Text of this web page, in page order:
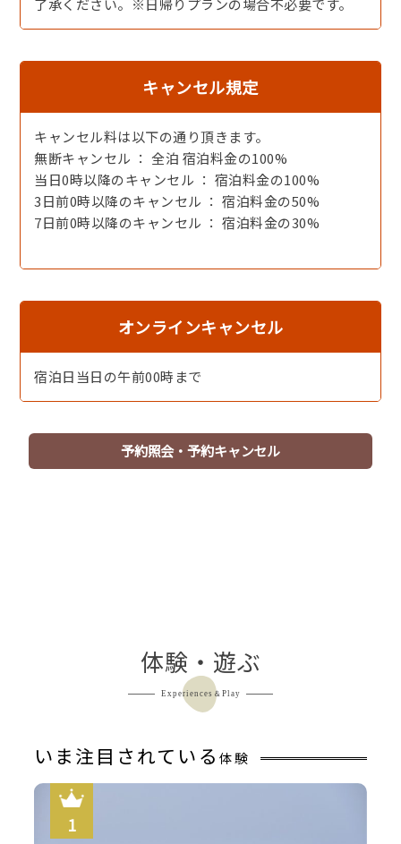
■ 追加メニュー【事前注文のみ】 ■
丼。
特別な日には花束やお祝いケーキのご注文も可能です。
※注文をご希望される場合追加メニュー表を電子メールで
送付いたします。予約時にお知らせください。
※追加お料理は前日までにご注文下さい。食事中のご注文
は承っておりません。
なめらかで肌を潤す【夕日ヶ浦温泉】は『美人の湯』と言
更に「筋肉痛」「神経痛」「疲労回復」に効果的♪
●手足を伸ばしてゆっくりできる【大浴場】
●営業時間
了承ください。※日帰りプランの場合不必要です。
キャンセル規定
キャンセル料は以下の通り頂きます。
無断キャンセル ： 全泊 宿泊料金の100%
当日0時以降のキャンセル ： 宿泊料金の100%
3日前0時以降のキャンセル ： 宿泊料金の50%
7日前0時以降のキャンセル ： 宿泊料金の30%
オンラインキャンセル
宿泊日当日の午前00時まで
予約照会・予約キャンセル
体験・遊ぶ
Experiences＆Play
いま注目されている 体験